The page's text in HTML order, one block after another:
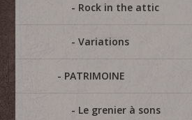
Rock in the attic
Variations
PATRIMOINE
Le grenier à sons